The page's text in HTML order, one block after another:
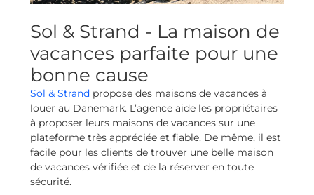
Sol & Strand - La maison de
vacances parfaite pour une
bonne cause
Sol & Strandpropose des maisons de vacances à
louer au Danemark. L’agence aide les propriétaires
à proposer leurs maisons de vacances sur une
plateforme très appréciée et fiable. De même, il est
facile pour les clients de trouver une belle maison
de vacances vérifiée et de la réserver en toute
sécurité.